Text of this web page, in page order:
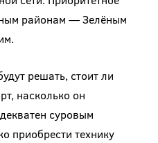
районам — Зелёным
решать, стоит ли
насколько он
суровым
приобрести технику